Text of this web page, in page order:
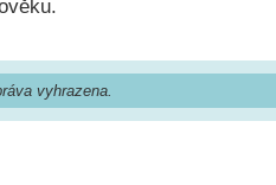
vyhrazena.